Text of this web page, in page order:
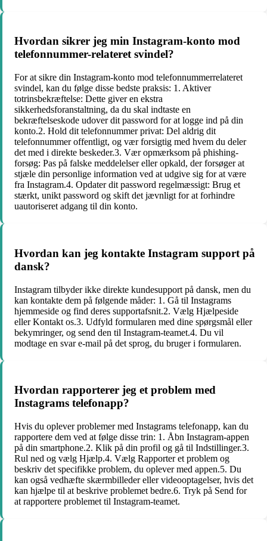
Hvordan sikrer jeg min Instagram-konto mod
telefonnummer-relateret svindel?
For at sikre din Instagram-konto mod telefonnummerrelateret
svindel, kan du følge disse bedste praksis: 1. Aktiver
totrinsbekræftelse: Dette giver en ekstra
sikkerhedsforanstaltning, da du skal indtaste en
bekræftelseskode udover dit password for at logge ind på din
konto.2. Hold dit telefonnummer privat: Del aldrig dit
telefonnummer offentligt, og vær forsigtig med hvem du deler
det med i direkte beskeder.3. Vær opmærksom på phishing-
forsøg: Pas på falske meddelelser eller opkald, der forsøger at
stjæle din personlige information ved at udgive sig for at være
fra Instagram.4. Opdater dit password regelmæssigt: Brug et
stærkt, unikt password og skift det jævnligt for at forhindre
uautoriseret adgang til din konto.
Hvordan kan jeg kontakte Instagram support på
dansk?
Instagram tilbyder ikke direkte kundesupport på dansk, men du
kan kontakte dem på følgende måder: 1. Gå til Instagrams
hjemmeside og find deres supportafsnit.2. Vælg Hjælpeside
eller Kontakt os.3. Udfyld formularen med dine spørgsmål eller
bekymringer, og send den til Instagram-teamet.4. Du vil
modtage en svar e-mail på det sprog, du bruger i formularen.
Hvordan rapporterer jeg et problem med
Instagrams telefonapp?
Hvis du oplever problemer med Instagrams telefonapp, kan du
rapportere dem ved at følge disse trin: 1. Åbn Instagram-appen
på din smartphone.2. Klik på din profil og gå til Indstillinger.3.
Rul ned og vælg Hjælp.4. Vælg Rapporter et problem og
beskriv det specifikke problem, du oplever med appen.5. Du
kan også vedhæfte skærmbilleder eller videooptagelser, hvis det
kan hjælpe til at beskrive problemet bedre.6. Tryk på Send for
at rapportere problemet til Instagram-teamet.